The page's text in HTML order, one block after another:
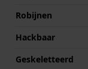
Robijnen
Hackbaar
Geskeletteerd